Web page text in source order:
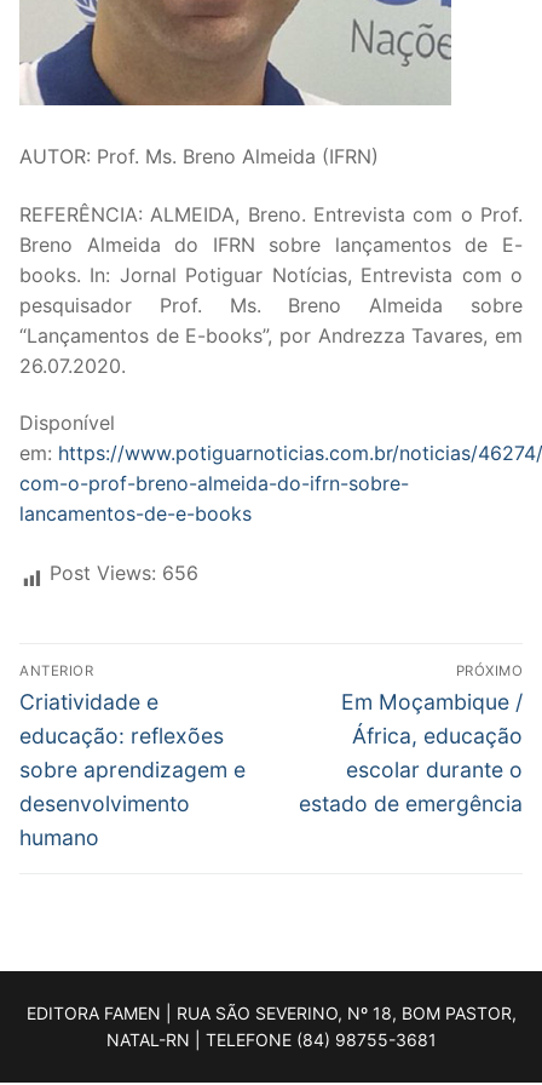
AUTOR: Prof. Ms. Breno Almeida (IFRN)
REFERÊNCIA: ALMEIDA, Breno. Entrevista com o Prof.
Breno Almeida do IFRN sobre lançamentos de E-
books. In: Jornal Potiguar Notícias, Entrevista com o
pesquisador Prof. Ms. Breno Almeida sobre
“Lançamentos de E-books”, por Andrezza Tavares, em
26.07.2020.
Disponível
em: https://www.potiguarnoticias.com.br/noticias/
com-o-prof-breno-almeida-do-ifrn-sobre-
lancamentos-de-e-books
Post Views: 656
ANTERIOR
Criatividade e
educação: reflexões
sobre aprendizagem e
desenvolvimento
humano
PRÓXIMO
Em Moçambique /
África, educação
escolar durante o
estado de emergência
EDITORA FAMEN | RUA SÃO SEVERINO, Nº 18, BOM PASTOR,
NATAL-RN | TELEFONE (84) 98755-3681